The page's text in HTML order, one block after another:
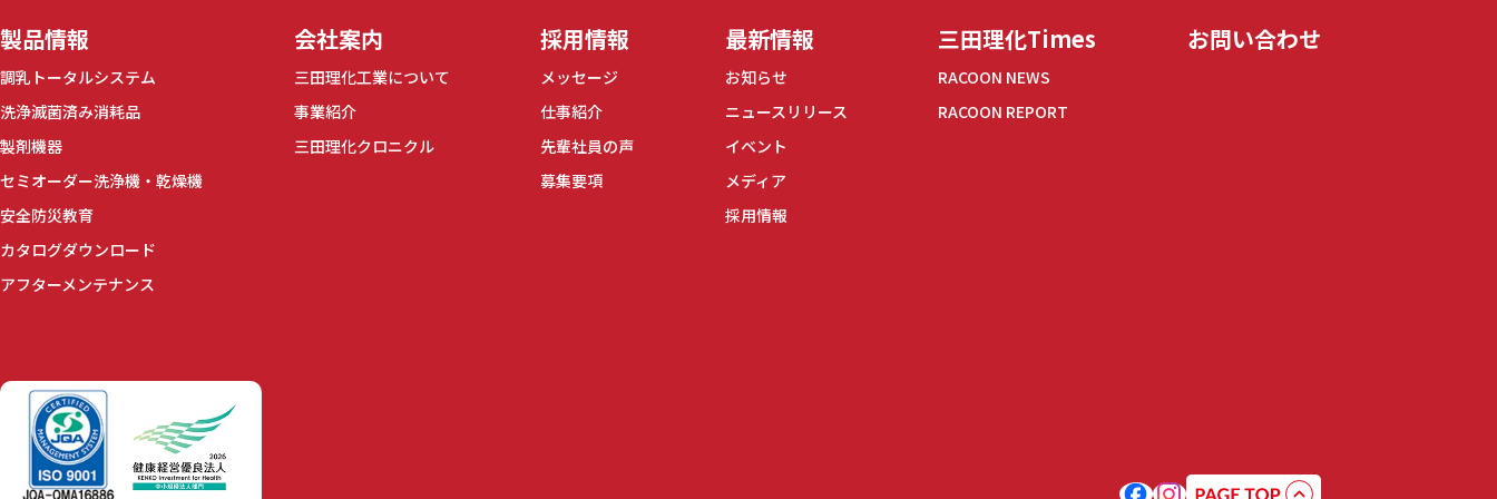
製品情報
調乳トータルシステム
洗浄滅菌済み消耗品
製剤機器
セミオーダー洗浄機・乾燥機
安全防災教育
カタログダウンロード
アフターメンテナンス
会社案内
三田理化工業について
事業紹介
三田理化クロニクル
採用情報
メッセージ
仕事紹介
先輩社員の声
募集要項
最新情報
お知らせ
ニュースリリース
イベント
メディア
採用情報
三田理化Times
RACOON NEWS
RACOON REPORT
お問い合わせ